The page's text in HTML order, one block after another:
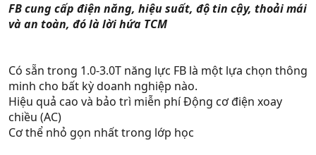
FB cung cấp điện năng, hiệu suất, độ tin cậy, thoải mái
và an toàn, đó là lời hứa TCM
Có sẵn trong 1.0-3.0T năng lực FB là một lựa chọn thông
minh cho bất kỳ doanh nghiệp nào.
Hiệu quả cao và bảo trì miễn phí Động cơ điện xoay
chiều (AC)
Cơ thể nhỏ gọn nhất trong lớp học